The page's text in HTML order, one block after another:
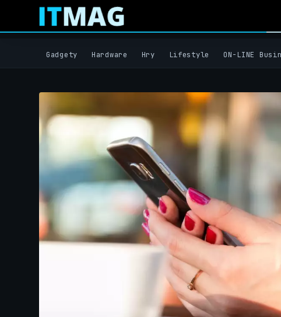
Gadgety Hardware Hry Lifestyle ON-LINE